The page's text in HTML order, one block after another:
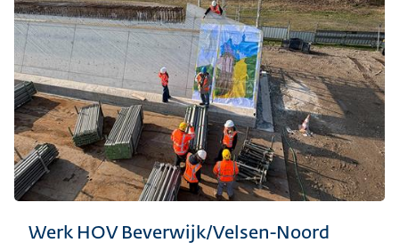
Werk HOV Beverwijk/Velsen-Noord